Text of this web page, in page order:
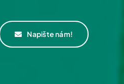
Napište nám!